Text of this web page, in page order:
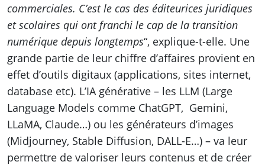
commerciales. C’est le cas des éditeurices juridiques
et scolaires qui ont franchi le cap de la transition
numérique depuis longtemps“, explique-t-elle. Une
grande partie de leur chiffre d’affaires provient en
effet d’outils digitaux (applications, sites internet,
database etc). L’IA générative – les LLM (Large
Language Models comme ChatGPT, Gemini,
LLaMA, Claude…) ou les générateurs d’images
(Midjourney, Stable Diffusion, DALL-E…) – va leur
permettre de valoriser leurs contenus et de créer